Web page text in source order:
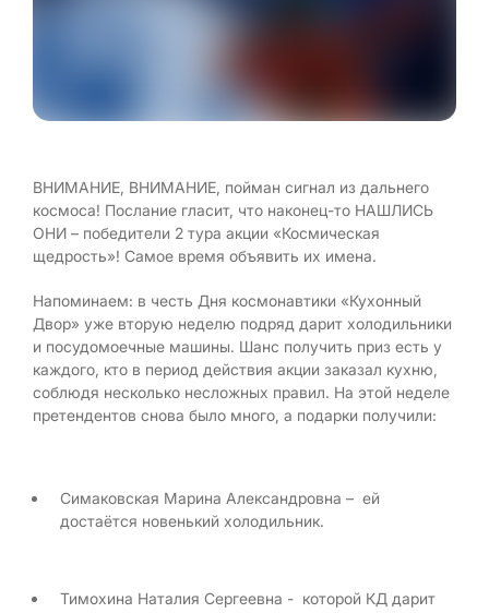
ВНИМАНИЕ, ВНИМАНИЕ, пойман сигнал из дальнего
космоса! Послание гласит, что наконец-то НАШЛИСЬ
ОНИ – победители 2 тура акции «Космическая
щедрость»! Самое время объявить их имена.
Напоминаем: в честь Дня космонавтики «Кухонный
Двор» уже вторую неделю подряд дарит холодильники
и посудомоечные машины. Шанс получить приз есть у
каждого, кто в период действия акции заказал кухню,
соблюдя несколько несложных правил. На этой неделе
претендентов снова было много, а подарки получили:
Симаковская Марина Александровна – ей
достаётся новенький холодильник.
Тимохина Наталия Сергеевна - которой КД дарит